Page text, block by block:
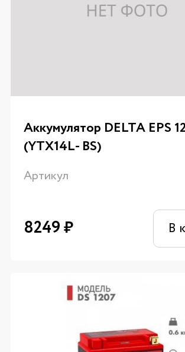
Аккумулятор DELTA EPS
(YTX14L- ВS)
Артикул
8249₽ В